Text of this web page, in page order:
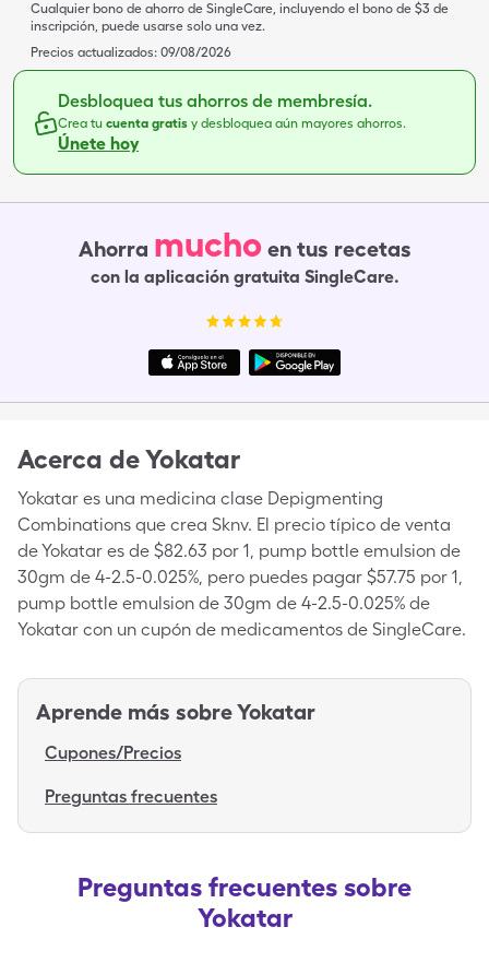
Cualquier bono de ahorro de SingleCare, incluyendo el bono de $3 de
inscripción, puede usarse solo una vez.
Precios actualizados: 09/08/2026
Desbloquea tus ahorros de membresía.
Crea tu cuenta gratis y desbloquea aún mayores ahorros.
Únete hoy
Ahorra mucho en tus recetas
con la aplicación gratuita SingleCare.
Acerca deYokatar
Yokatar es una medicina clase Depigmenting
Combinations que crea Sknv. El precio típico de venta
de Yokatar es de $82.63 por 1, pump bottle emulsion de
30gm de 4-2.5-0.025%, pero puedes pagar $57.75 por 1,
pump bottle emulsion de 30gm de 4-2.5-0.025% de
Yokatar con un cupón de medicamentos de SingleCare.
Aprende más sobreYokatar
Cupones/Precios
Preguntas frecuentes
Preguntas frecuentes sobre
Yokatar